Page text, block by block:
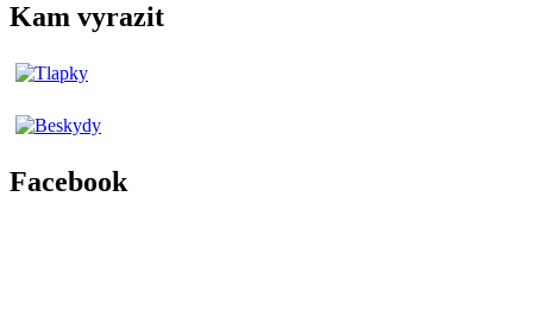
Kam vyrazit
Facebook